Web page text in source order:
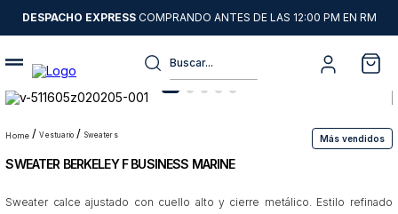
DESPACHO EXPRESSCOMPRANDO ANTES DE LAS 12:00 PM EN RM
Buscar...
vestuario sweaters Más vendidos
SWEATER BERKELEY F BUSINESS MARINE
Sweater calce ajustado con cuello alto y cierre metálico. Estilo refinado
1.
sweater
2.
chaquetas
3.
camisas